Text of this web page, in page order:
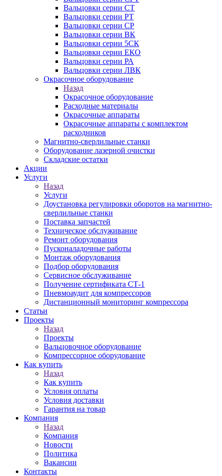
Вальцовки серии СТ
Вальцовки серии РТ
Вальцовки серии СР
Вальцовки серии ВК
Вальцовки серии 5СК
Вальцовки серии ЕКО
Вальцовки серии РА
Вальцовки серии ЛВК
Окрасочное оборудование
Назад
Окрасочное оборудование
Расходные материалы
Окрасочные аппараты
Окрасочные аппараты с комплектом
расходников
Магнитно-сверлильные станки
Оборудование лазерной очистки
Складские остатки
Акции
Услуги
Назад
Услуги
Доустановка регулировки оборотов на магнитно-
сверлильные станки
Поставка запчастей
Техническое обслуживание
Ремонт оборудования
Пусконаладочные работы
Монтаж оборудования
Подбор оборудования
Сервисное обслуживание
Получение сертификата СТ-1
Пневмоаудит для компрессоров
Дистанционный мониторинг компрессора
Статьи
Проекты
Назад
Проекты
Вальцовочное оборудование
Компрессорное оборудование
Как купить
Назад
Как купить
Условия оплаты
Условия доставки
Гарантия на товар
Компания
Назад
Компания
Новости
Политика
Вакансии
Контакты